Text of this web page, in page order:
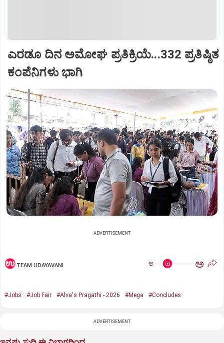
ಎರಡೂ ದಿನ ಅಮೋಘ ಪ್ರತಿಕ್ರಿಯೆ...332 ಪ್ರತಿಷ್ಠಿತ
ಕಂಪೆನಿಗಳು ಭಾಗಿ
ADVERTISEMENT
TEAM UDAYAVANI ಅ ಅ
#Jobs #Job Fair #Alva's Pragathi - 2026 #Mega #Concludes
ADVERTISEMENT